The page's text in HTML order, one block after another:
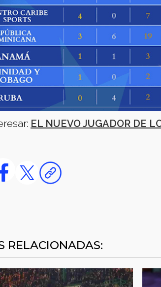
EL NUEVO JUGADOR DE
RELACIONADAS: